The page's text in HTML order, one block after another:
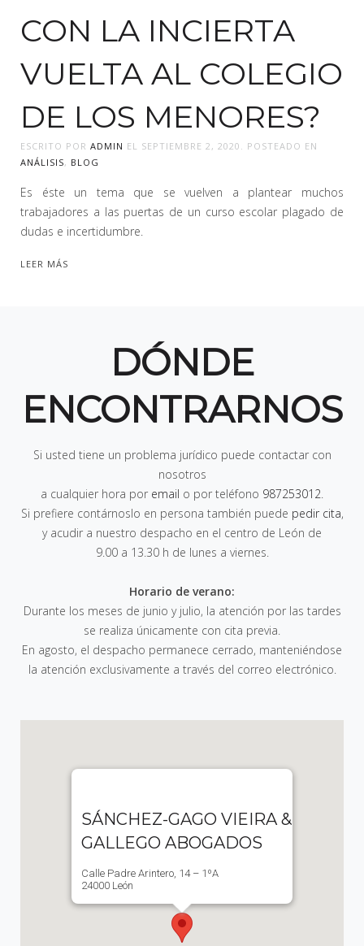
CON LA INCIERTA
VUELTA AL COLEGIO
DE LOS MENORES?
ESCRITO POR ADMIN EL SEPTIEMBRE 2, 2020 . POSTEADO EN
ANÁLISIS, BLOG
Es éste un tema que se vuelven a plantear muchos
trabajadores a las puertas de un curso escolar plagado de
dudas e incertidumbre.
LEER MÁS
DÓNDE
ENCONTRARNOS
Si usted tiene un problema jurídico puede contactar con
nosotros
a cualquier hora por email o por teléfono 987253012.
Si prefiere contárnoslo en persona también puede pedir cita,
y acudir a nuestro despacho en el centro de León de
9.00 a 13.30 h de lunes a viernes.
Horario de verano:
Durante los meses de junio y julio, la atención por las tardes
se realiza únicamente con cita previa.
En agosto, el despacho permanece cerrado, manteniéndose
la atención exclusivamente a través del correo electrónico.
SÁNCHEZ-GAGO VIEIRA &
GALLEGO ABOGADOS
Calle Padre Arintero, 14 – 1ºA
24000 León